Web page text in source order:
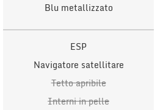
Blu metallizzato
ESP
Navigatore satellitare
Tetto apribile
Interni in pelle